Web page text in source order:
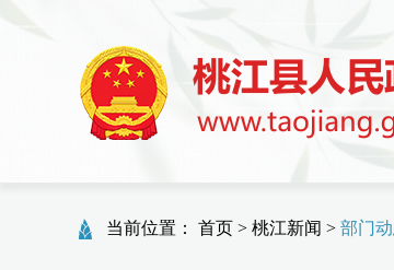
当前位置： 首页 > 桃江新闻 > 部门